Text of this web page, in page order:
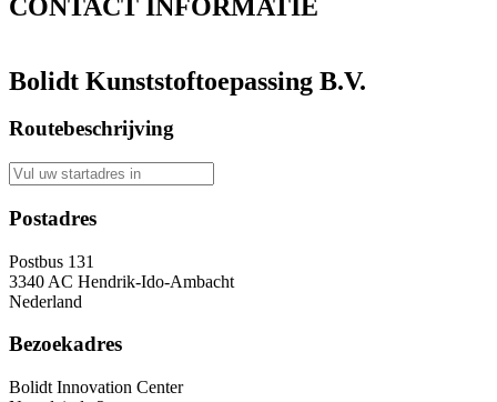
CONTACT INFORMATIE
Bolidt Kunststoftoepassing B.V.
Routebeschrijving
Postadres
Postbus 131
3340 AC Hendrik-Ido-Ambacht
Nederland
Bezoekadres
Bolidt Innovation Center